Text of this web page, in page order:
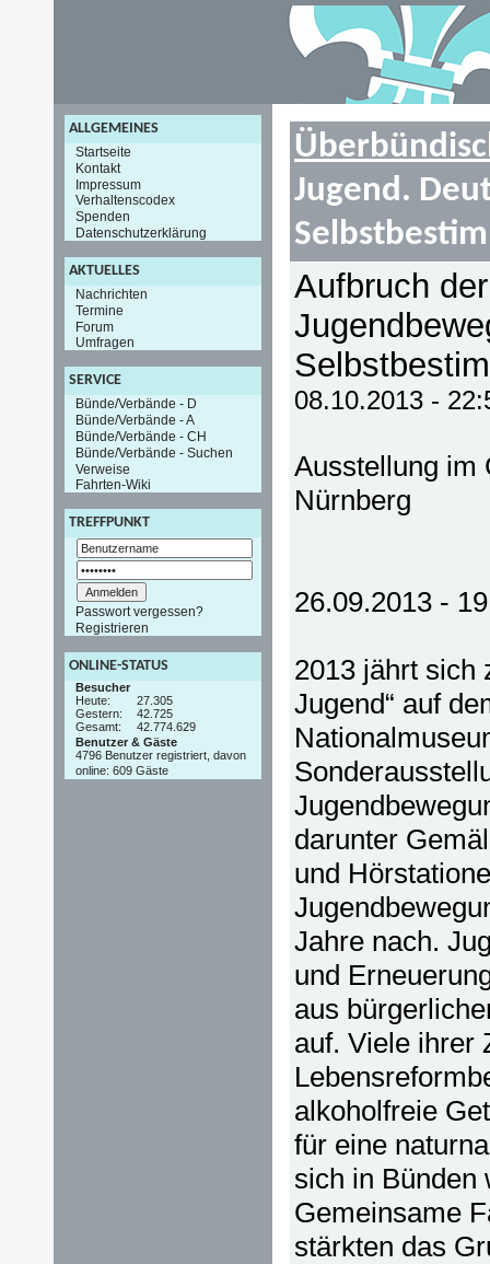
ALLGEMEINES
Startseite
Kontakt
Impressum
Verhaltenscodex
Spenden
Datenschutzerklärung
AKTUELLES
Nachrichten
Termine
Forum
Umfragen
SERVICE
Bünde/Verbände - D
Bünde/Verbände - A
Bünde/Verbände - CH
Bünde/Verbände - Suchen
Verweise
Fahrten-Wiki
TREFFPUNKT
Passwort vergessen?
Registrieren
ONLINE-STATUS
Besucher
Heute:
27.305
Gestern:
42.725
Gesamt:
42.774.629
Benutzer & Gäste
4796 Benutzer registriert, davon
online: 609 Gäste
Jugend.
Aufbruch
08.10.2013 -
Ausstellung im
Nürnberg
26.09.2013 -
2013 jährt sich
Jugend“ auf
darunter
und
Jahre nach.
und
aus
auf. Viele ihrer
alkoholfreie
für eine
sich in Bünden
Gemeinsame
stärkten das